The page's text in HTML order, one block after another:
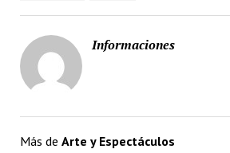
Informaciones
Más de Arte y Espectáculos